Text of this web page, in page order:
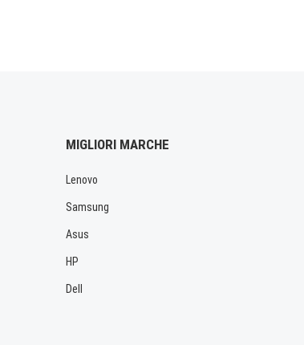
MIGLIORI MARCHE
Lenovo
Samsung
Asus
HP
Dell